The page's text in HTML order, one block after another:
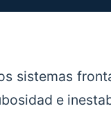
sistemas
e